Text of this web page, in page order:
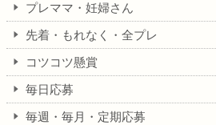
プレママ・妊婦さん
先着・もれなく・全プレ
コツコツ懸賞
毎日応募
毎週・毎月・定期応募